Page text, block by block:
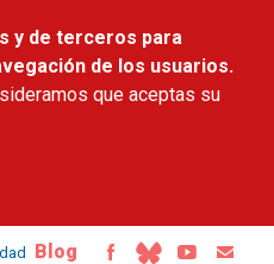
y de terceros para
de los usuarios.
que aceptas su
Blog